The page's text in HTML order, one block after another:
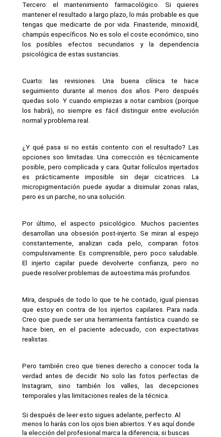
Tercero: el mantenimiento farmacológico. Si quieres
mantener el resultado a largo plazo, lo más probable es que
tengas que medicarte de por vida. Finasteride, minoxidil,
champús específicos. No es solo el coste económico, sino
los posibles efectos secundarios y la dependencia
psicológica de estas sustancias.
Cuarto: las revisiones. Una buena clínica te hace
seguimiento durante al menos dos años. Pero después
quedas solo. Y cuando empiezas a notar cambios (porque
los habrá), no siempre es fácil distinguir entre evolución
normal y problema real.
¿Y qué pasa si no estás contento con el resultado? Las
opciones son limitadas. Una corrección es técnicamente
posible, pero complicada y cara. Quitar folículos injertados
es prácticamente imposible sin dejar cicatrices. La
micropigmentación puede ayudar a disimular zonas ralas,
pero es un parche, no una solución.
Por último, el aspecto psicológico. Muchos pacientes
desarrollan una obsesión post-injerto. Se miran al espejo
constantemente, analizan cada pelo, comparan fotos
compulsivamente. Es comprensible, pero poco saludable.
El injerto capilar puede devolverte confianza, pero no
puede resolver problemas de autoestima más profundos.
Mira, después de todo lo que te he contado, igual piensas
que estoy en contra de los injertos capilares. Para nada.
Creo que puede ser una herramienta fantástica cuando se
hace bien, en el paciente adecuado, con expectativas
realistas.
Pero también creo que tienes derecho a conocer toda la
verdad antes de decidir. No solo las fotos perfectas de
Instagram, sino también los valles, las decepciones
temporales y las limitaciones reales de la técnica.
Si después de leer esto sigues adelante, perfecto. Al
menos lo harás con los ojos bien abiertos. Y es aquí donde
la elección del profesional marca la diferencia; si buscas